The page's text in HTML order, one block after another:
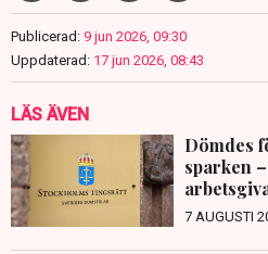
Publicerad: 9 jun 2026, 09:30
Uppdaterad: 17 jun 2026, 08:43
LÄS ÄVEN
Dömdes
sparken
7 AUGUSTI